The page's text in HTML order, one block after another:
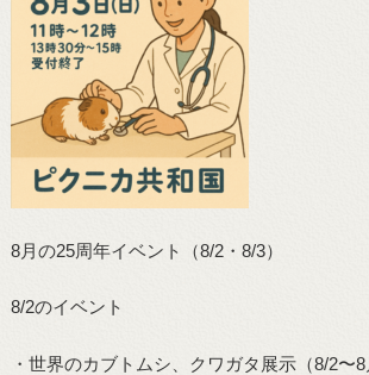
8月の25周年イベント（8/2・8/3）
8/2のイベント
・世界のカブトムシ、クワガタ展示（8/2〜8